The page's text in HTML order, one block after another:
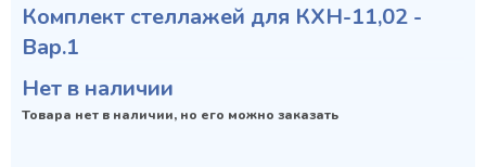
Комплект стеллажей для КХН-11,02 -
Вар.1
Нет в наличии
Товара нет в наличии, но его можно заказать